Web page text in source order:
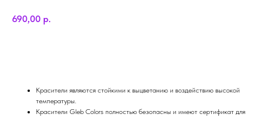
690,00 р.
Красители являются стойкими к выцветанию и воздействию высокой
температуры.
Красители Gleb Colors полностью безопасны и имеют сертификат для